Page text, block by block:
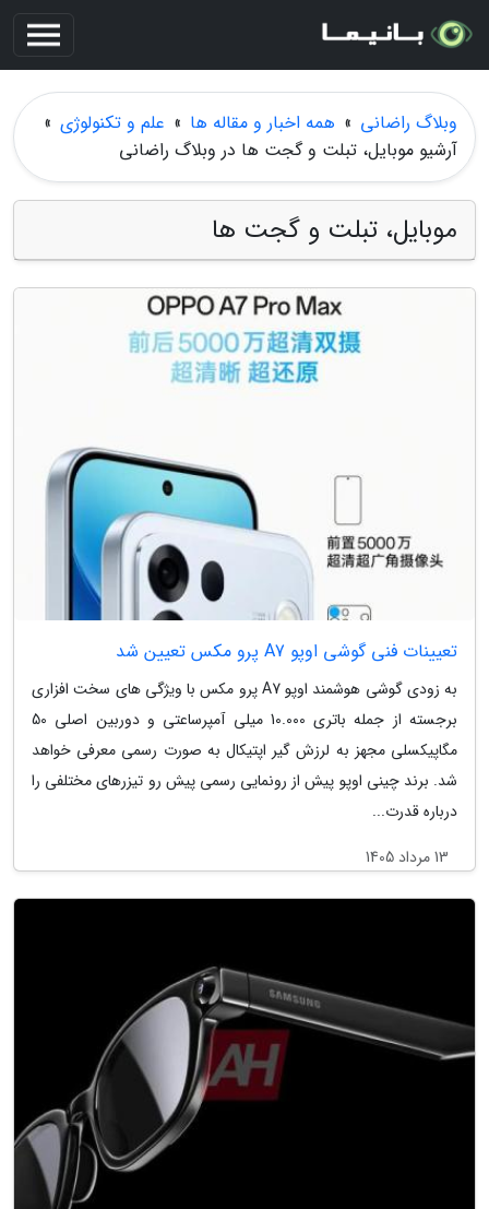
وبلاگ راضانی » همه اخبار و مقاله ها » علم و تکنولوژی »
آرشیو موبایل، تبلت و گجت ها در وبلاگ راضانی
موبایل، تبلت و گجت ها
تعیینات فنی گوشی اوپو A7 پرو مکس تعیین شد
به زودی گوشی هوشمند اوپو A7 پرو مکس با ویژگی های سخت افزاری
برجسته از جمله باتری 10.000 میلی آمپرساعتی و دوربین اصلی 50
مگاپیکسلی مجهز به لرزش گیر اپتیکال به صورت رسمی معرفی خواهد
شد. برند چینی اوپو پیش از رونمایی رسمی پیش رو تیزرهای مختلفی را
درباره قدرت...
13 مرداد 1405